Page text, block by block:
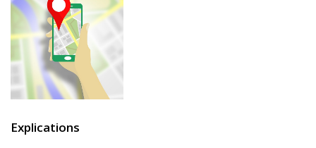
Explications